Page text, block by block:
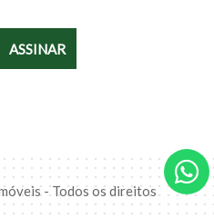
- Todos os direitos